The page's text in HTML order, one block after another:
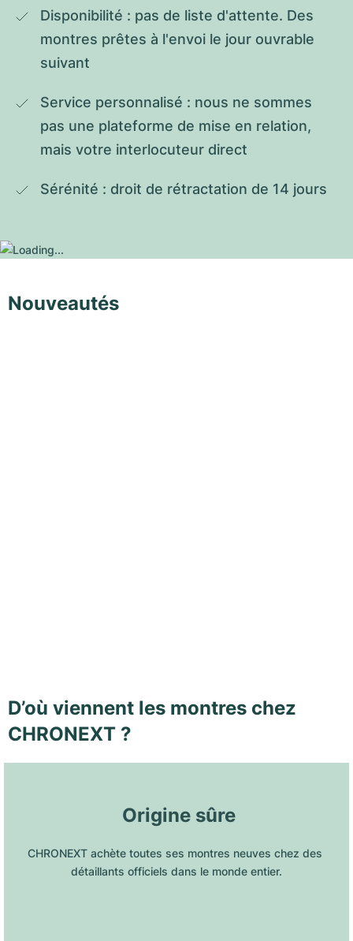
Disponibilité : pas de liste d'attente. Des
montres prêtes à l'envoi le jour ouvrable
suivant
Service personnalisé : nous ne sommes
pas une plateforme de mise en relation,
mais votre interlocuteur direct
Sérénité : droit de rétractation de 14 jours
Nouveautés
D’où viennent les montres chez
CHRONEXT ?
Origine sûre
CHRONEXT achète toutes ses montres neuves chez des
détaillants officiels dans le monde entier.